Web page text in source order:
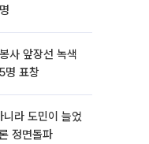
사 앞장선 녹색
명 표창
라 도민이 늘었
정면돌파